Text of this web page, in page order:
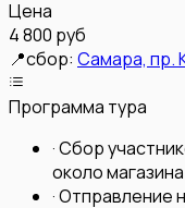
Цена
4 800 руб
📍сбор: Самара, пр.
Программа тура
·Сбор
около
·Отправление